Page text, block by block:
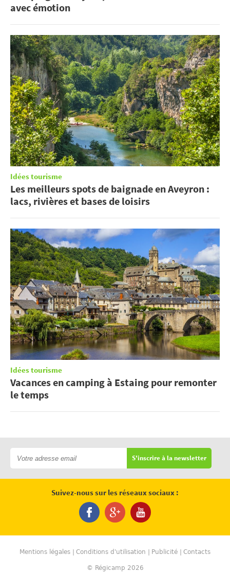
avec émotion
Idées tourisme
Les meilleurs spots de baignade en Aveyron :
lacs, rivières et bases de loisirs
Idées tourisme
Vacances en camping à Estaing pour remonter
le temps
S'inscrire à la newsletter
Suivez-nous sur les réseaux sociaux :
Mentions légales Conditions d'utilisation Publicité Contacts
© Régicamp 2026